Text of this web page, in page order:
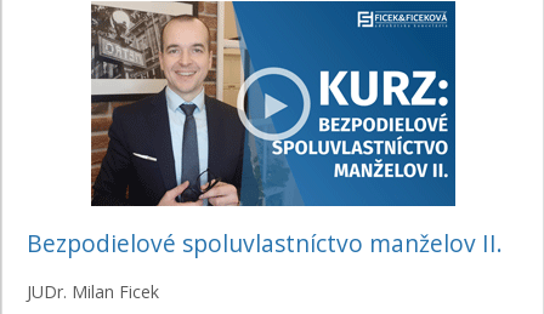
Bezpodielové spoluvlastníctvo manželov II.
JUDr. Milan Ficek